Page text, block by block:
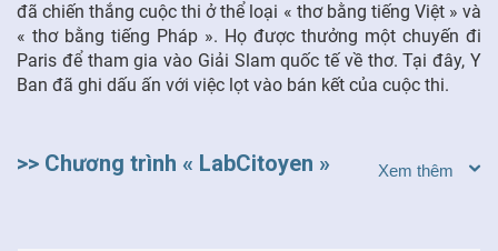
đã chiến thắng cuộc thi ở thể loại « thơ bằng tiếng Việt » và
« thơ bằng tiếng Pháp ». Họ được thưởng một chuyến đi
Paris để tham gia vào Giải Slam quốc tế về thơ. Tại đây, Y
Ban đã ghi dấu ấn với việc lọt vào bán kết của cuộc thi.
>> Chương trình « LabCitoyen »